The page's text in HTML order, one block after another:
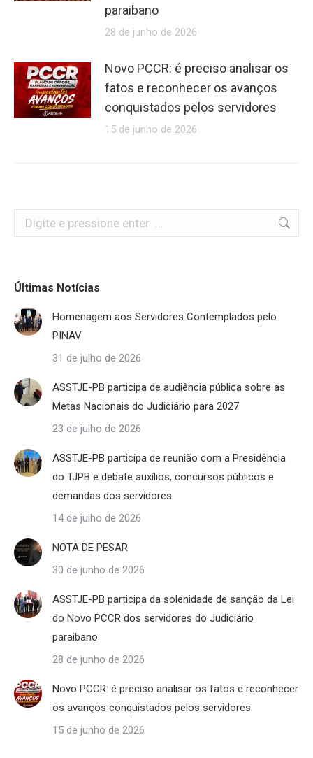
paraibano
28 de junho de 2026
Novo PCCR: é preciso analisar os
fatos e reconhecer os avanços
conquistados pelos servidores
15 de junho de 2026
Search:
Últimas Notícias
Homenagem aos Servidores Contemplados pelo
PINAV
31 de julho de 2026
ASSTJE-PB participa de audiência pública sobre as
Metas Nacionais do Judiciário para 2027
23 de julho de 2026
ASSTJE-PB participa de reunião com a Presidência
do TJPB e debate auxílios, concursos públicos e
demandas dos servidores
14 de julho de 2026
NOTA DE PESAR
30 de junho de 2026
ASSTJE-PB participa da solenidade de sanção da Lei
do Novo PCCR dos servidores do Judiciário
paraibano
28 de junho de 2026
Novo PCCR: é preciso analisar os fatos e reconhecer
os avanços conquistados pelos servidores
15 de junho de 2026